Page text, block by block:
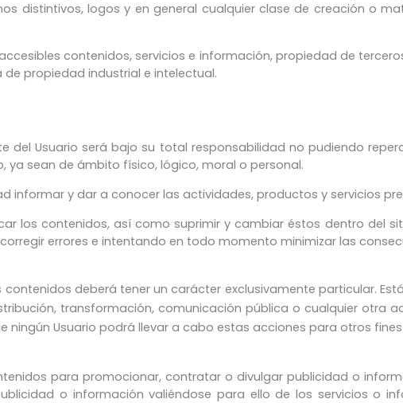
distintivos, logos y en general cualquier clase de creación o
contenidos, servicios e información, propiedad de
propiedad industrial e intelectual.
del Usuario será bajo su total responsabilidad no pudiendo
ya sean de ámbito físico, lógico, moral o personal.
informar y dar a conocer las actividades, productos y servicios
los contenidos, así como suprimir y cambiar éstos dentro del
errores e intentando en todo momento minimizar las
contenidos deberá tener un carácter exclusivamente particular.
transformación, comunicación pública o cualquier otra
ningún Usuario podrá llevar a cabo estas acciones para otros
para promocionar, contratar o divulgar publicidad o
o información valiéndose para ello de los servicios o